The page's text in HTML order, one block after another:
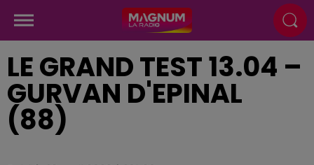
LE GRAND TEST 13.04 –
GURVAN D'EPINAL
(88)